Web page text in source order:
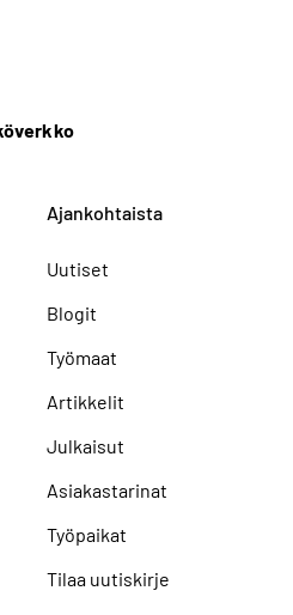
Ajankohtaista
Uutiset
Blogit
Työmaat
Artikkelit
Julkaisut
Asiakastarinat
Työpaikat
Tilaa uutiskirje